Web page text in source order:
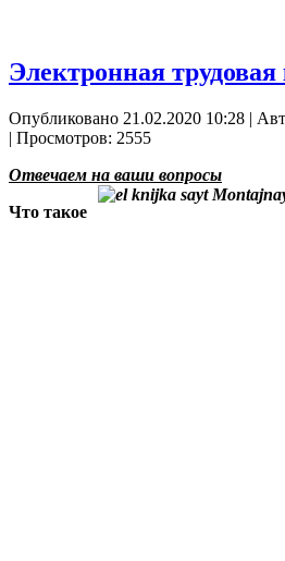
Электронная
Опубликовано 21.02.2020 10:28 |
| Просмотров: 2555
Отвечаем на ваши вопросы
Что такое